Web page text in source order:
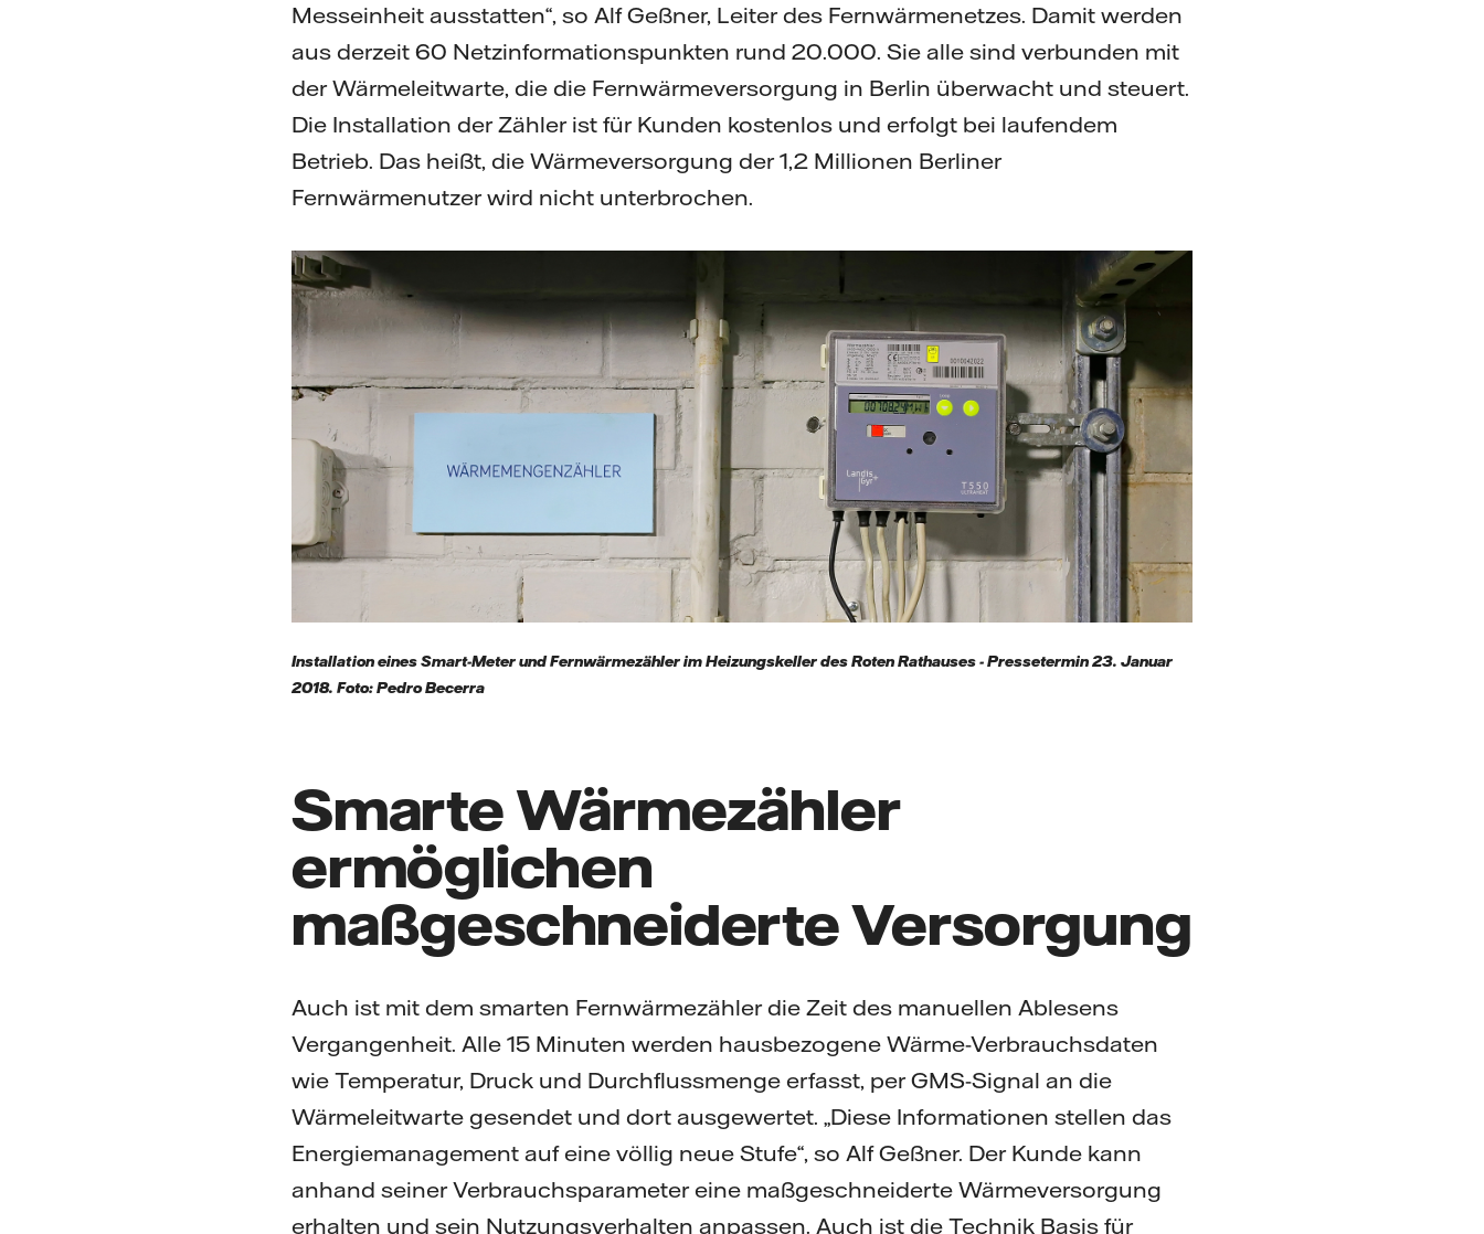
Messeinheit ausstatten“, so Alf Geßner, Leiter des Fernwärmenetzes. Damit werden
aus derzeit 60 Netzinformationspunkten rund 20.000. Sie alle sind verbunden mit
der Wärmeleitwarte, die die Fernwärmeversorgung in Berlin überwacht und steuert.
Die Installation der Zähler ist für Kunden kostenlos und erfolgt bei laufendem
Betrieb. Das heißt, die Wärmeversorgung der 1,2 Millionen Berliner
Fernwärmenutzer wird nicht unterbrochen.
Installation eines Smart-Meter und Fernwärmezähler im Heizungskeller des Roten Rathauses - Pressetermin 23. Januar
2018. Foto: Pedro Becerra
Smarte Wärmezähler
ermöglichen
maßgeschneiderte Versorgung
Auch ist mit dem smarten Fernwärmezähler die Zeit des manuellen Ablesens
Vergangenheit. Alle 15 Minuten werden hausbezogene Wärme-Verbrauchsdaten
wie Temperatur, Druck und Durchflussmenge erfasst, per GMS-Signal an die
Wärmeleitwarte gesendet und dort ausgewertet. „Diese Informationen stellen das
Energiemanagement auf eine völlig neue Stufe“, so Alf Geßner. Der Kunde kann
anhand seiner Verbrauchsparameter eine maßgeschneiderte Wärmeversorgung
erhalten und sein Nutzungsverhalten anpassen. Auch ist die Technik Basis für